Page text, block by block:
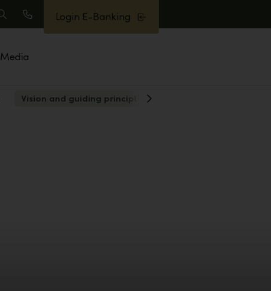
Search
Call
Login E-Banking
Media
Show
Vision and guiding principles